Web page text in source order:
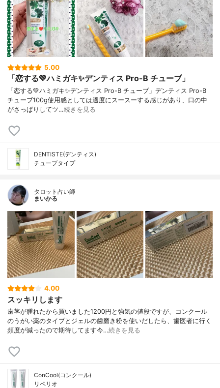
5.00
「恋する💚ハミガキ✨デンティス Pro-B チューブ」
「恋する💚ハミガキ✨デンティス Pro-B チューブ」デンティス Pro-B
チューブ100g使用感としては適度にスースーする感じがあり、口の中
がさっぱりしてツ…続きを見る
DENTISTE(デンティス)
チューブタイプ
タロット占い師
まいかる
4.00
スッキリします
歯茎が腫れたから買いました1200円と強気の値段ですが、コンクール
のうがい薬のタイプとジェルの歯磨き粉を使いだしたら、歯医者に行く
頻度が減ったので期待してます今…続きを見る
ConCool(コンクール)
リペリオ